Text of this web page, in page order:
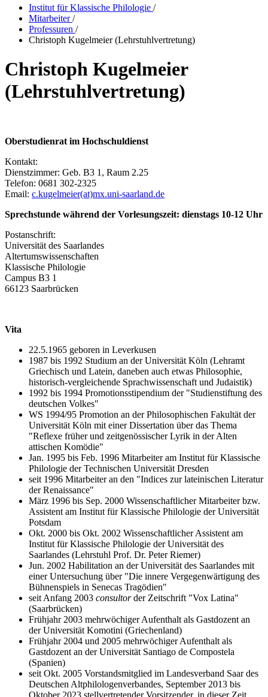
Institut für Klassische Philologie /
Mitarbeiter/
Professuren /
Christoph Kugelmeier (Lehrstuhlvertretung)
Christoph Kugelmeier
(Lehrstuhlvertretung)
Oberstudienrat im Hochschuldienst
Kontakt:
Dienstzimmer: Geb. B3 1, Raum 2.25
Telefon: 0681 302-2325
Email: c.kugelmeier(at)mx.uni-saarland.de
Sprechstunde während der Vorlesungszeit: dienstags 10-12 Uhr
Postanschrift:
Universität des Saarlandes
Altertumswissenschaften
Klassische Philologie
Campus B3 1
66123 Saarbrücken
Vita
22.5.1965 geboren in Leverkusen
1987 bis 1992 Studium an der Universität Köln (Lehramt
Griechisch und Latein, daneben auch etwas Philosophie,
historisch-vergleichende Sprachwissenschaft und Judaistik)
1992 bis 1994 Promotionsstipendium der "Studienstiftung des
deutschen Volkes"
WS 1994/95 Promotion an der Philosophischen Fakultät der
Universität Köln mit einer Dissertation über das Thema
"Reflexe früher und zeitgenössischer Lyrik in der Alten
attischen Komödie"
Jan. 1995 bis Feb. 1996 Mitarbeiter am Institut für Klassische
Philologie der Technischen Universität Dresden
seit 1996 Mitarbeiter an den "Indices zur lateinischen Literatur
der Renaissance"
März 1996 bis Sep. 2000 Wissenschaftlicher Mitarbeiter bzw.
Assistent am Institut für Klassische Philologie der Universität
Potsdam
Okt. 2000 bis Okt. 2002 Wissenschaftlicher Assistent am
Institut für Klassische Philologie der Universität des
Saarlandes (Lehrstuhl Prof. Dr. Peter Riemer)
Jun. 2002 Habilitation an der Universität des Saarlandes mit
einer Untersuchung über "Die innere Vergegenwärtigung des
Bühnenspiels in Senecas Tragödien"
seit Anfang 2003 consultorder Zeitschrift "Vox Latina"
(Saarbrücken)
Frühjahr 2003 mehrwöchiger Aufenthalt als Gastdozent an
der Universität Komotini (Griechenland)
Frühjahr 2004 und 2005 mehrwöchiger Aufenthalt als
Gastdozent an der Universität Santiago de Compostela
(Spanien)
seit Okt. 2005 Vorstandsmitglied im Landesverband Saar des
Deutschen Altphilologenverbandes, September 2013 bis
Oktober 2023 stellvertretender Vorsitzender, in dieser Zeit